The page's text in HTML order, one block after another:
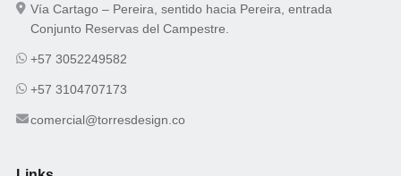
Vía Cartago – Pereira, sentido hacia Pereira, entrada
Conjunto Reservas del Campestre.
+57 3052249582
+57 3104707173
comercial@torresdesign.co